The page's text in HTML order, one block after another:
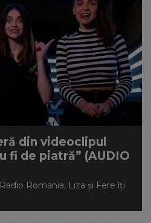
din videoclipul
fi de piatră” (AUDIO
Romania, Liza și Fere îți